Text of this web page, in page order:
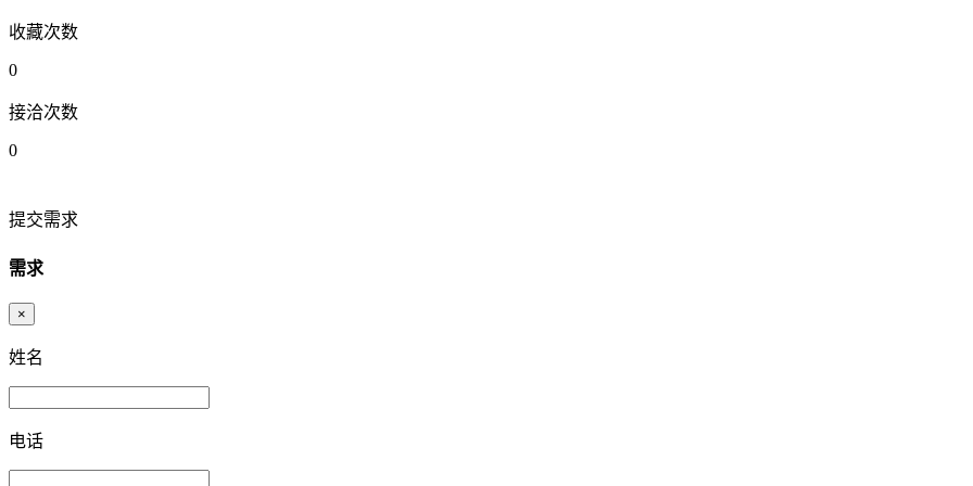
收藏次数
0
接洽次数
0
提交需求
需求
×
姓名
电话